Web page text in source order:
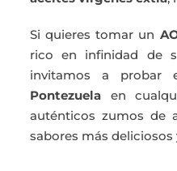
Si quieres tomar un
rico en infinidad de
invitamos a probar
Pontezuela en
auténticos zumos de
sabores más